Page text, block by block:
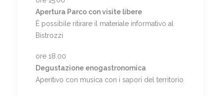
Apertura Parco con visite libere
È possibile ritirare il materiale informativo al
Bistrozzi
ore 18.00
Degustazione enogastronomica
Aperitivo con musica con i sapori del territorio